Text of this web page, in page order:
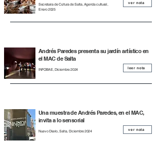
Secretaria de Cultura de Salta, Agenda cultural,
Enero 2025
ver nota
Andrés Paredes presenta su jardín artístico en
el MAC de Salta
INFOBAE, Diciembre 2024 leer nota
Una muestra de Andrés Paredes, en el MAC,
invita a lo sensorial
Nuevo Diario, Salta, Diciembre 2024 ver nota